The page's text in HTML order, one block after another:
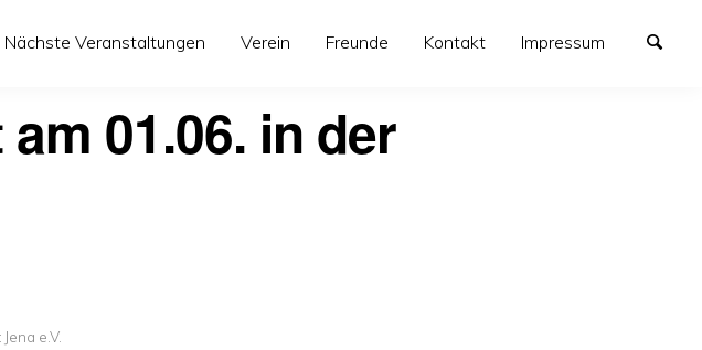
Nächste Veranstaltungen Verein Freunde Kontakt Impressum
01.06. in der
e.V.